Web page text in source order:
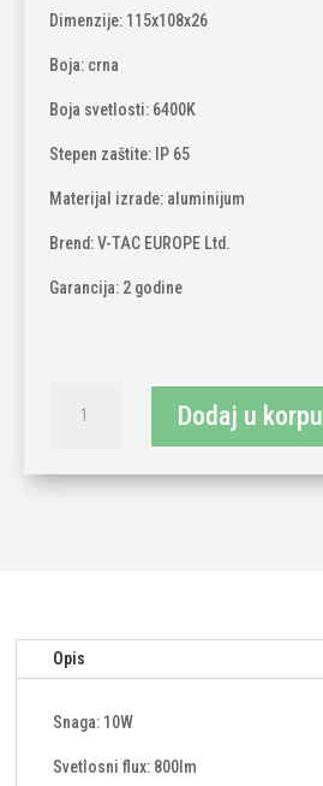
Dimenzije: 115x108x26
Boja: crna
Boja svetlosti: 6400K
Stepen zaštite: IP 65
Materijal izrade: aluminijum
Brend: V-TAC EUROPE Ltd.
Garancija: 2 godine
REFLEKTOR
6400K
Dodaj u korpu
Opis
Snaga: 10W
Svetlosni flux: 800lm